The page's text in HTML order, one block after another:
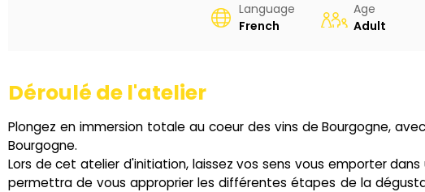
Language
French
Age
Adult
Déroulé de l'atelier
Plongez en immersion totale au coeur des vins de Bourgogne,
Bourgogne.
Lors de cet atelier d'initiation, laissez vos sens vous emporter
permettra de vous approprier les différentes étapes de la